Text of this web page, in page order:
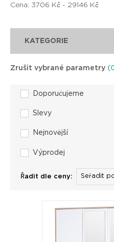
Cena: 3706 Kč - 29146 Kč
KATEGORIE
Zrušit vybrané parametry
Doporučujeme
Slevy
Nejnovější
Výprodej
Řadit dle ceny: